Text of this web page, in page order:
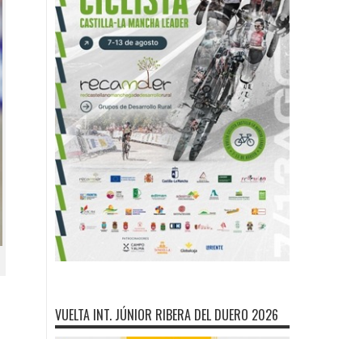
VUELTA INT. JÚNIOR RIBERA DEL DUERO 2026